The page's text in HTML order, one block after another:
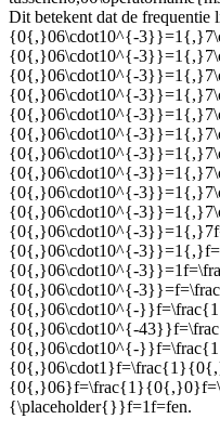
Dit betekent dat de frequentie
{0{,}06\cdot10^{-
{0{,}06\cdot10^{-
{0{,}06\cdot10^{-
{0{,}06\cdot10^{-
{0{,}06\cdot10^{-
{0{,}06\cdot10^{-
{0{,}06\cdot10^{-
{0{,}06\cdot10^{-
{0{,}06\cdot10^{-
{0{,}06\cdot10^{-
{0{,}06\cdot10^{-
{0{,}06\cdot10^{-
{0{,}06\cdot10^{-
{0{,}06\cdot10^{-
{0{,}06\cdot10^{-
{0{,}06\cdot10^{-
{0{,}06\cdot10^{-
{\placeholder{}}f=1f=fen.